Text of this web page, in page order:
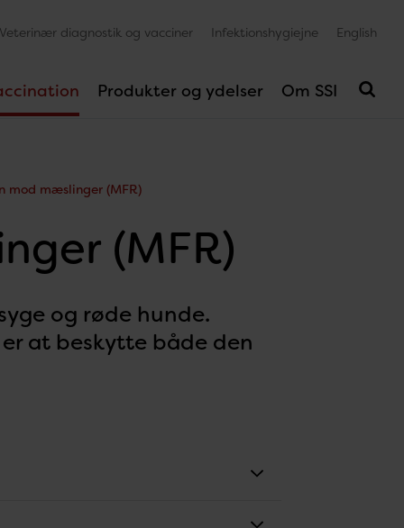
Produkter og ydelser Om SSI
Veterinær diagnostik og vacciner Infektionshygiejne English
mod mæslinger (MFR)
(MFR)
og røde hunde.
at beskytte både den